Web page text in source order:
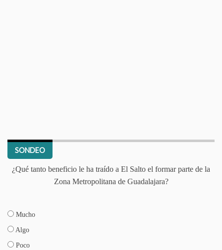
SONDEO
¿Qué tanto beneficio le ha traído a El Salto el formar parte de la
Zona Metropolitana de Guadalajara?
Mucho
Algo
Poco